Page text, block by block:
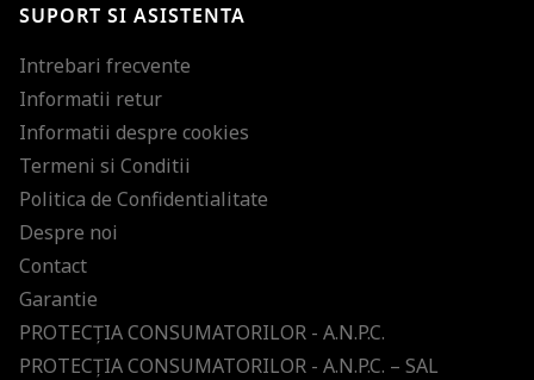
SUPORT SI ASISTENTA
Intrebari frecvente
Informatii retur
Informatii despre cookies
Termeni si Conditii
Politica de Confidentialitate
Despre noi
Contact
Garantie
PROTECŢIA CONSUMATORILOR - A.N.P.C.
PROTECŢIA CONSUMATORILOR - A.N.P.C. – SAL